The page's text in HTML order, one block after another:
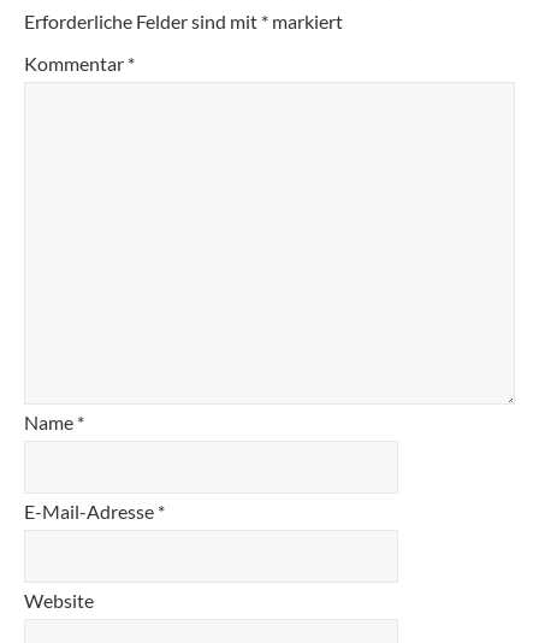
Erforderliche Felder sind mit * markiert
Kommentar *
Name *
E-Mail-Adresse *
Website